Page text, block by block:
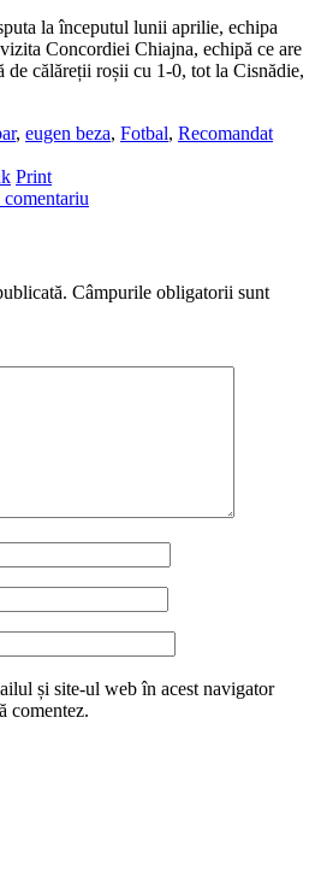
la începutul lunii aprilie, echipa
Concordiei Chiajna, echipă ce are
de călăreții roșii cu 1-0, tot la Cisnădie,
, eugen beza, Fotbal, Recomandat
Print
Câmpurile obligatorii sunt
și site-ul web în acest navigator
comentez.